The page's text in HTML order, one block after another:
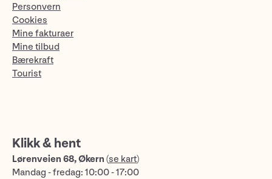
Personvern
Cookies
Mine fakturaer
Mine tilbud
Bærekraft
Tourist
Klikk & hent
Lørenveien 68, Økern (se kart)
Mandag - fredag: 10:00 - 17:00